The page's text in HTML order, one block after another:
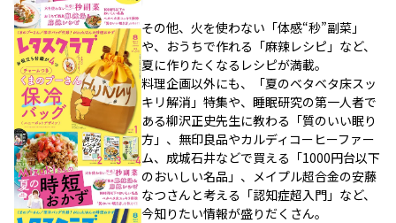
その他、火を使わない「体感“秒”副菜」
や、おうちで作れる「麻辣レシピ」など、
夏に作りたくなるレシピが満載。
料理企画以外にも、「夏のベタベタ床スッ
キリ解消」特集や、睡眠研究の第一人者で
ある柳沢正史先生に教わる「質のいい眠り
方」、無印良品やカルディコーヒーファー
ム、成城石井などで買える「1000円台以下
のおいしい名品」、メイプル超合金の安藤
なつさんと考える「認知症超入門」など、
今知りたい情報が盛りだくさん。